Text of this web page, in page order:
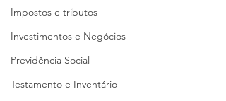
Impostos e tributos
Investimentos e Negócios
Previdência Social
Testamento e Inventário